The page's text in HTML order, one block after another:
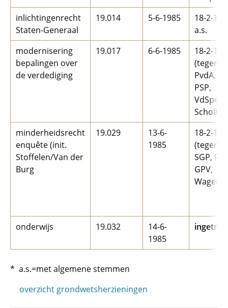
inlichtingenrecht
Staten-Generaal
19.014 5-6-1985
18-2-
a.s.
modernisering
bepalingen over
de verdediging
19.017 6-6-1985
18-2-
(tegen
PvdA,
PSP,
VdSpek,
minderheidsrecht
enquête (init.
Stoffelen/Van der
Burg
19.029
13-6-
1985
18-2-
(tegen
SGP,
GPV,
onderwijs 19.032
14-6-
1985
* a.s.=met algemene stemmen
overzicht grondwetsherzieningen